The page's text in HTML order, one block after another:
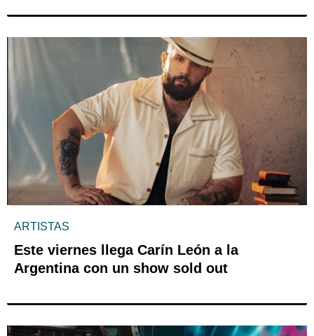
ARTISTAS
Este viernes llega Carín León a la
Argentina con un show sold out